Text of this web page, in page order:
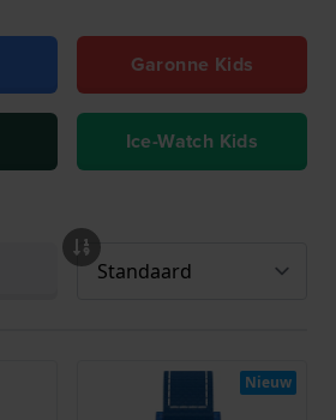
Garonne Kids
Ice-Watch Kids
Nieuw